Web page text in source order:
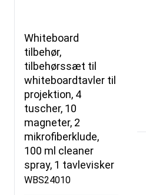
Whiteboard
tilbehør,
tilbehørssæt til
whiteboardtavler til
projektion, 4
tuscher, 10
magneter, 2
mikrofiberklude,
100 ml cleaner
spray, 1 tavlevisker
WBS24010